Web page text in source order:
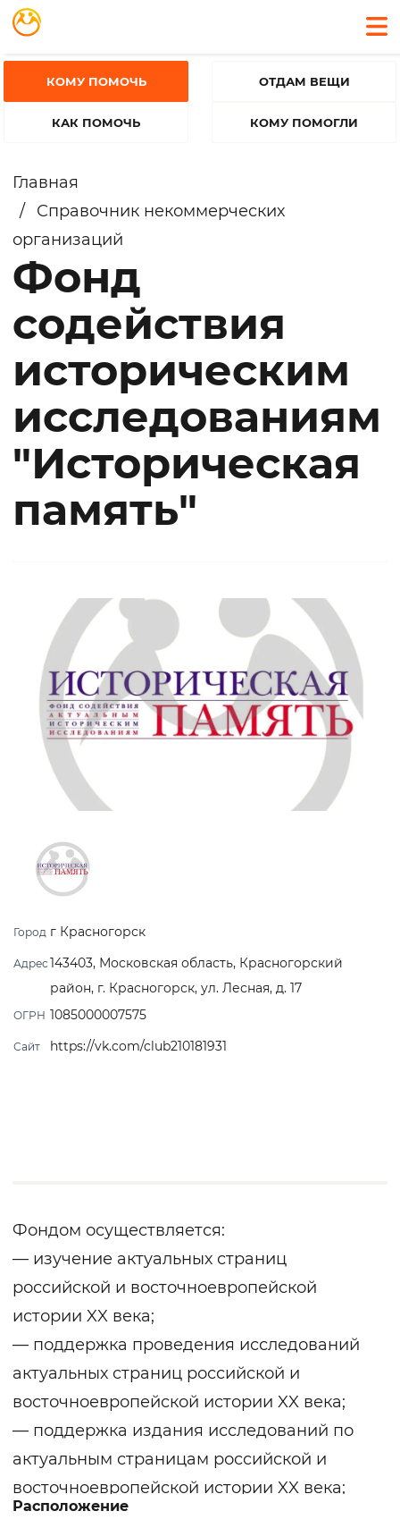
КОМУ ПОМОЧЬ
КАК ПОМОЧЬ
ОТДАМ ВЕЩИ
КОМУ ПОМОГЛИ
Главная
/
Справочник некоммерческих
организаций
Фонд
содействия
историческим
исследованиям
"Историческая
память"
Город г Красногорск
Адрес 143403, Московская область, Красногорский
район, г. Красногорск, ул. Лесная, д. 17
ОГРН 1085000007575
Сайт https://vk.com/club210181931
Фондом осуществляется:
— изучение актуальных страниц
российской и восточноевропейской
истории XX века;
— поддержка проведения исследований
актуальных страниц российской и
восточноевропейской истории XX века;
— поддержка издания исследований по
актуальным страницам российской и
восточноевропейской истории XX века;
— проведение научных конференций и
Расположение